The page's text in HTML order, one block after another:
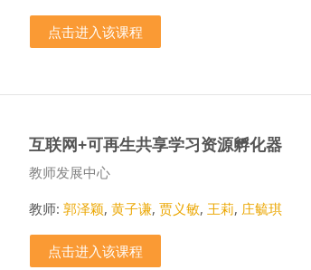
点击进入该课程
互联网+可再生共享学习资源孵化器
课程类别
教师发展中心
教师:郭泽颖,黄子谦,贾义敏,王莉, 庄毓琪
点击进入该课程